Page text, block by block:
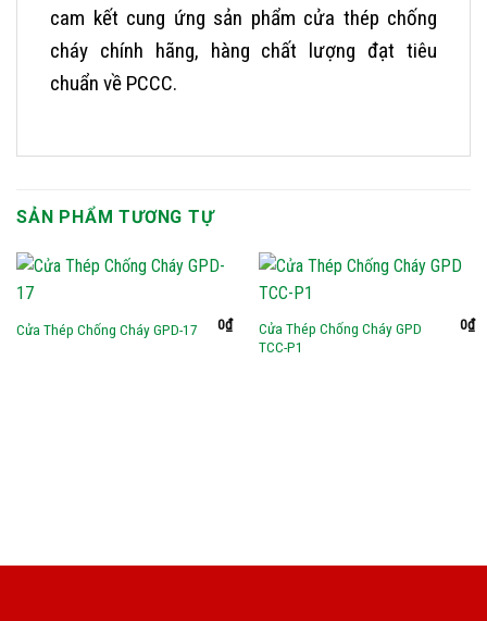
cam kết cung ứng sản phẩm cửa thép chống
cháy chính hãng, hàng chất lượng đạt tiêu
chuẩn về PCCC.
SẢN PHẨM TƯƠNG TỰ
Cửa Thép Chống Cháy GPD-17 0₫
Cửa Thép Chống Cháy GPD
TCC-P1
0₫